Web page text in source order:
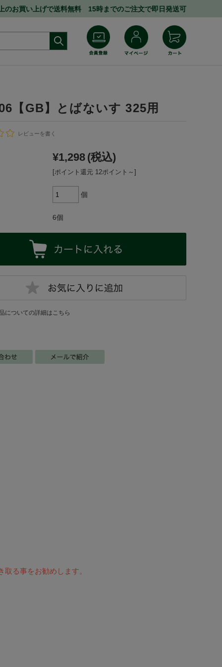
のお買い上げで送料無料 15時までのご注文で即日発送可
【GB】とばないす 325用
レビューを書く
¥1,298 (税込)
[ポイント還元 12ポイント～]
個
6個
についての詳細はこちら
る事をお勧めします。